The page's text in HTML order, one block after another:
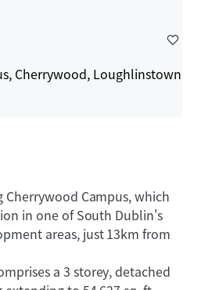
Cherrywood, Loughlinstown
Campus, which
in one of South Dublin's
areas, just 13km from
a 3 storey, detached